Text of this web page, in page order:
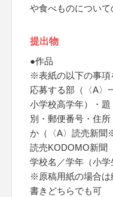
や食べものについ
提出物
●作品
※表紙の以下の事項
応募する部（〈A〉
小学校高学年）・
別・郵便番号・住
か（〈A〉読売新聞
読売KODOMO新聞
学校名／学年（小学
※原稿用紙の場合は
書きどちらでも可